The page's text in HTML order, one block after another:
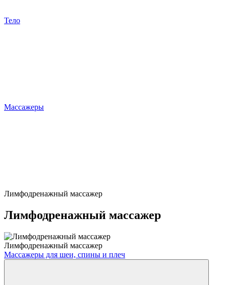
Тело
Массажеры
Лимфодренажный массажер
Лимфодренажный массажер
Лимфодренажный массажер
Массажеры для шеи, спины и плеч